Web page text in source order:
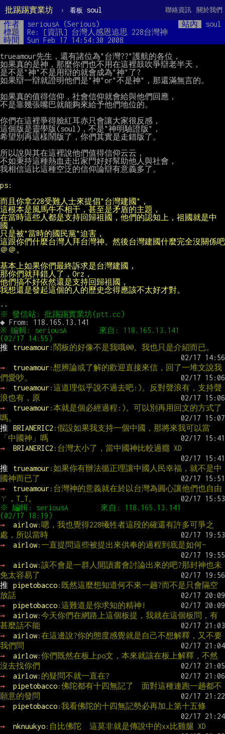
批踢踢實業坊 › 看板 soul 關於我們
聯絡資訊
作者 seriousA (Serious) 站內
soul
標題
Re: [資訊] 台灣人感恩追思 228台灣神
時間
Sun Feb 17 14:54:30 2008
trueamour先生，還有諸位為"台灣??"護航的各位，
如果真的是神，那麼你們也不用在這裡鼓吹爭辯老半天，
是不是"神"不是用辯的就會成為"神"了?
如果辯一辯就證明他們是"神"or"不是神"，那還滿無言的。
如果真的值得信仰，社會信仰就會給與他們回應，
不是靠幾張嘴巴就能夠來給予他們地位的。
你們在這裡爭得臉紅耳赤只會讓大家很反感，
這個版是靈學版(soul)，不是"神明驗證版"，
希望別再這樣鬧版了，你們其實是走錯版了。
所以說與其在這裡說他們值得信仰云云，
不如秉持這種熱血走出家門好好幫助他人與社會，
我相信這比這種空泛的信仰論辯有意義多了。
在當時這些人都是支持回歸祖國，他們的認知上，祖國就是中
這跟你們什麼台灣人拜台灣神、然後台灣建國什麼完全沒關係吧
我想還是發起這個的人的歷史念得應該不太好才對。
※ 編輯: seriousA        來自: 118.165.13.141
推
trueamour :鬧板的好像不是我哦@@。我也只是介紹而已。
→ trueamour :想辨論或了解的歡迎直接來信，回了一堆文說我
們愛吵。
→
trueamour :這道理似乎說不過去吧:)。反對聲浪有，支持聲
浪也有，原
→
trueamour :本就是個必經過程:)。可以別再用回文的方式了
嗎。
推
BRIANERIC2 :假設如果我支持一個中國，那將來我可以當
「中國神」嗎
→
BRIANERIC2 :台灣太小了，當中國神比較過癮 XD
推 trueamour :如果你有辦法循正理讓中國人民幸福，就不是中
國神而已了
→
trueamour :台灣神的意義就在於以台灣為圓心讓他們也自由
ㄚ，T_T。
※ 編輯: seriousA        來自: 118.165.13.141
→
airlow:嗯，我也覺得228犧牲者這段的確還有許多可爭之
處，所以當時
→
airlow:一直提問這些被提出來供奉的過程到底是如何~
→ airlow:該不會是一群人開讀書會討論出來的吧?那封神也未
免太容易了
推
pipetobacco:既然這麼想知道何不來一趟?而不是只會隔空
放話
→
pipetobacco:這難道是你求知的精神!
→
airlow:今天你們在網路上這個板提，我就在這個板問，有
甚麼話不能
→
airlow:在這邊說?你的態度感覺就是自己不想解釋，又不要
我們問
→
airlow:你們既然在板上po文，本來就該在板上解釋，不然
沒去找你們
→
airlow:的疑問不就一直在?
→
pipetobacco:佛陀都有十四無記了  面對這種連跑一趟都不
願意的發問
→
pipetobacco:我看佛陀的十四無記勢必再加上第十五條
→ nknuukyo:自比佛陀　這莫非就是傳說中的xx比雞腿 XD